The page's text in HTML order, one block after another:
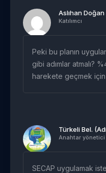
Aslıhan Doğan
Katılımcı
Peki bu planın
gibi adımlar atmalı?
harekete geçmek için
Türkeli Bel.
Anahtar yönetici
SECAP uygulamak